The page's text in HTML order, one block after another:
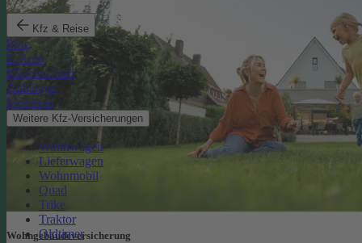
Kfz & Reise
Pkw
E-Auto
Kleinkraftrad
Anhänger
Motorrad
Weitere Kfz-Versicherungen
Wohnwagen
Lieferwagen
Wohnmobil
Quad
Trike
Traktor
Oldtimer
Wohngebäude­versicherung